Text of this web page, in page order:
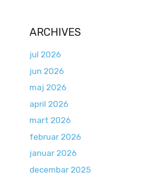
ARCHIVES
jul 2026
jun 2026
maj 2026
april 2026
mart 2026
februar 2026
januar 2026
decembar 2025